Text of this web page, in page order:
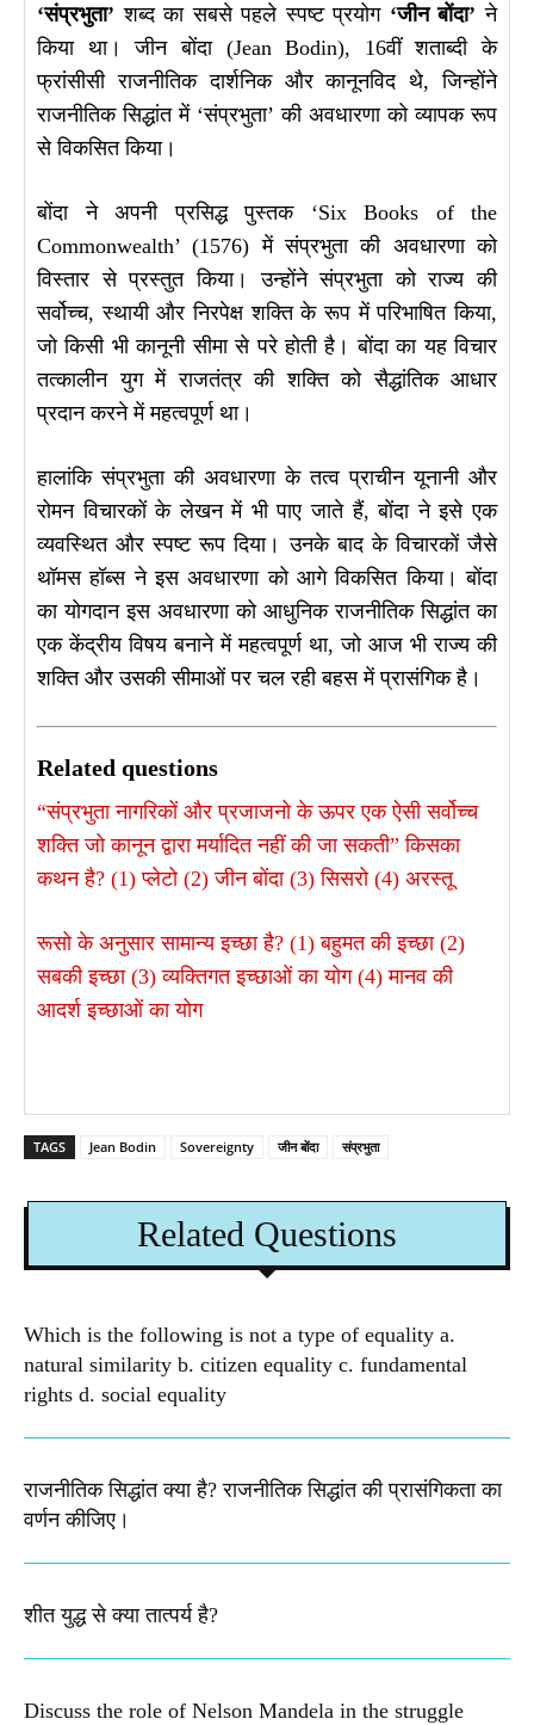
‘संप्रभुता’ शब्द का सबसे पहले स्पष्ट प्रयोग ‘जीन बोंदा’ ने
किया था। जीन बोंदा (Jean Bodin), 16वीं शताब्दी के
फ्रांसीसी राजनीतिक दार्शनिक और कानूनविद थे, जिन्होंने
राजनीतिक सिद्धांत में ‘संप्रभुता’ की अवधारणा को व्यापक रूप
से विकसित किया।
बोंदा ने अपनी प्रसिद्ध पुस्तक ‘Six Books of the
Commonwealth’ (1576) में संप्रभुता की अवधारणा को
विस्तार से प्रस्तुत किया। उन्होंने संप्रभुता को राज्य की
सर्वोच्च, स्थायी और निरपेक्ष शक्ति के रूप में परिभाषित किया,
जो किसी भी कानूनी सीमा से परे होती है। बोंदा का यह विचार
तत्कालीन युग में राजतंत्र की शक्ति को सैद्धांतिक आधार
प्रदान करने में महत्वपूर्ण था।
हालांकि संप्रभुता की अवधारणा के तत्व प्राचीन यूनानी और
रोमन विचारकों के लेखन में भी पाए जाते हैं, बोंदा ने इसे एक
व्यवस्थित और स्पष्ट रूप दिया। उनके बाद के विचारकों जैसे
थॉमस हॉब्स ने इस अवधारणा को आगे विकसित किया। बोंदा
का योगदान इस अवधारणा को आधुनिक राजनीतिक सिद्धांत का
एक केंद्रीय विषय बनाने में महत्वपूर्ण था, जो आज भी राज्य की
शक्ति और उसकी सीमाओं पर चल रही बहस में प्रासंगिक है।
Related questions
“संप्रभुता नागरिकों और प्रजाजनो के ऊपर एक ऐसी सर्वोच्च
शक्ति जो कानून द्वारा मर्यादित नहीं की जा सकती” किसका
कथन है? (1) प्लेटो (2) जीन बोंदा (3) सिसरो (4) अरस्तू​
रूसो के अनुसार सामान्य इच्छा है? (1) बहुमत की इच्छा (2)
सबकी इच्छा (3) व्यक्तिगत इच्छाओं का योग (4) मानव की
आदर्श इच्छाओं का योग
TAGS Jean Bodin Sovereignty जीन बोंदा संप्रभुता
Related Questions
Which is the following is not a type of equality a.
natural similarity b. citizen equality c. fundamental
rights d. social equality​
राजनीतिक सिद्धांत क्या है? राजनीतिक सिद्धांत की प्रासंगिकता का
वर्णन कीजिए।
शीत युद्ध से क्या तात्पर्य है?
Discuss the role of Nelson Mandela in the struggle